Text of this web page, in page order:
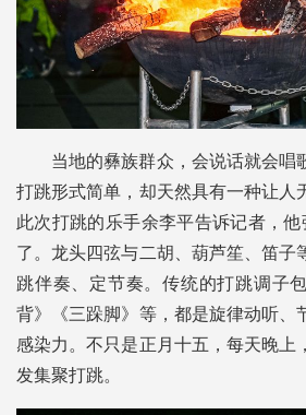
当地的彝族群众，会说话就会唱
打跳形式简单，却天然具有一种让人
此次打跳的乐手余李平告诉记者，
了。龙头四弦与二胡、葫芦笙、笛子
跳伴奏、定节奏。传统的打跳调子
背》《三跺脚》等，都是旋律动听、
感染力。不只是正月十五，每天晚上
发集聚打跳。